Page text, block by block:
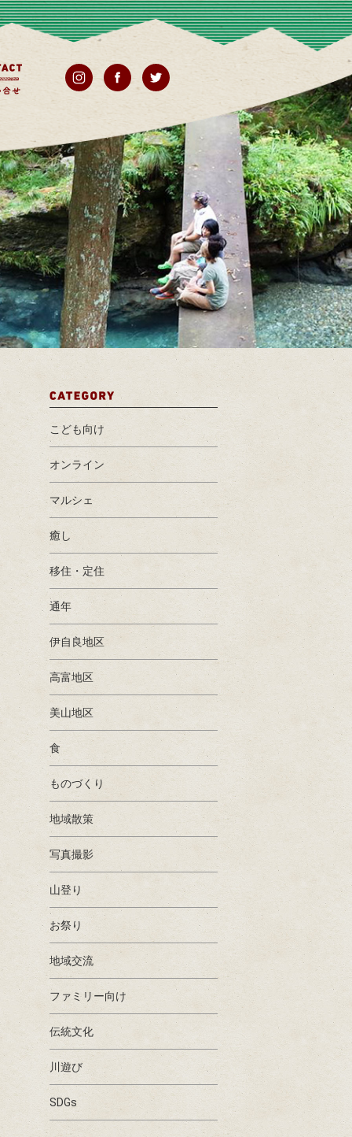
こども向け
オンライン
マルシェ
癒し
移住・定住
通年
伊自良地区
高富地区
美山地区
食
ものづくり
地域散策
写真撮影
山登り
お祭り
地域交流
ファミリー向け
伝統文化
川遊び
SDGs